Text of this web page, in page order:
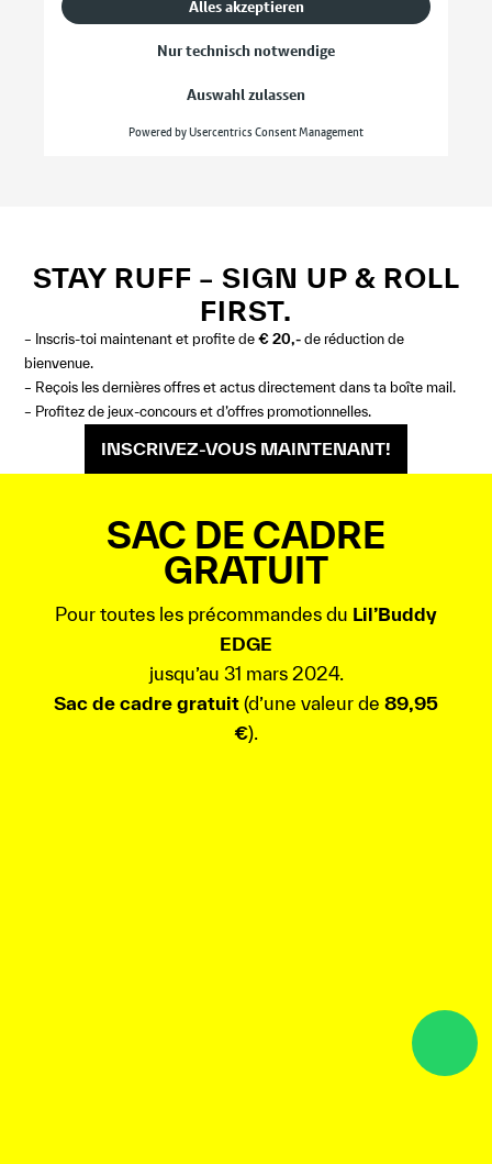
STAY RUFF – SIGN UP & ROLL
FIRST.
– Inscris-toi maintenant et profite de€ 20,- de réduction de
bienvenue.
– Reçois les dernières offres et actus directement dans ta boîte mail.
– Profitez de jeux-concours et d’offres promotionnelles.
INSCRIVEZ-VOUS MAINTENANT!
SAC DE CADRE
GRATUIT
Pour toutes les précommandes du Lil’Buddy
EDGE
jusqu’au 31 mars 2024.
Sac de cadre gratuit (d’une valeur de 89,95
€).